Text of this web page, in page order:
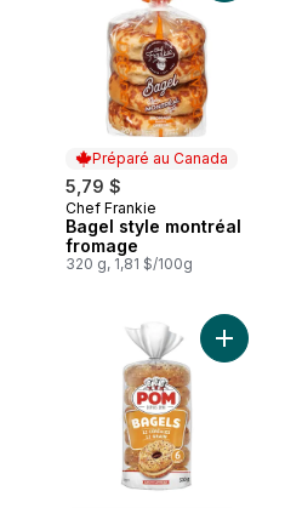
Préparé au Canada
5,79 $
Préparé au Canada
Chef Frankie
Bagel style montréal
fromage
320 g, 1,81 $/100g
Bagels au sésame au panierAjouter